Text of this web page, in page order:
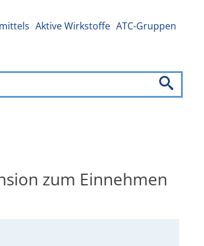
Aktive Wirkstoffe ATC-Gruppen
zum Einnehmen